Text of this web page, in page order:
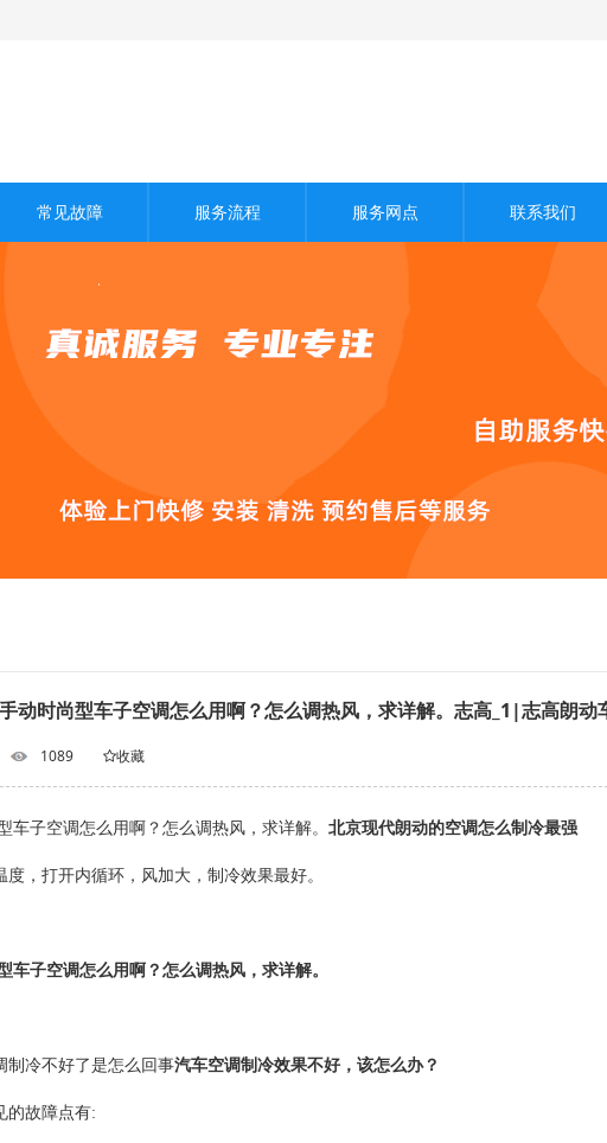
常见故障 服务流程 服务网点 联系我们
动时尚型车子空调怎么用啊？怎么调热风，求详解。志高_1|志高朗动
1089 收藏
车子空调怎么用啊？怎么调热风，求详解。 北京现代朗动的空调怎么制冷最强
度，打开内循环，风加大，制冷效果最好。
车子空调怎么用啊？怎么调热风，求详解。
制冷不好了是怎么回事汽车空调制冷效果不好，该怎么办？
的故障点有: